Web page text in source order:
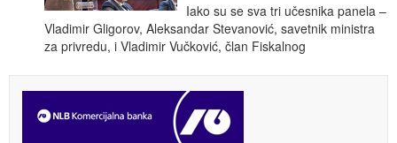
Iako su se sva tri učesnika panela –
Vladimir Gligorov, Aleksandar Stevanović, savetnik ministra
za privredu, i Vladimir Vučković, član Fiskalnog